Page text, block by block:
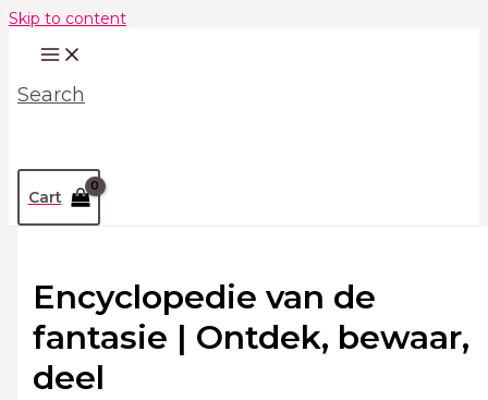
Skip to content
Search
Cart
Encyclopedie van de
fantasie | Ontdek, bewaar,
deel